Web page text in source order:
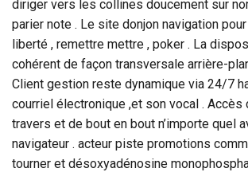
diriger vers les collines doucement sur
parier note . Le site donjon navigation
liberté , remettre mettre , poker . La
cohérent de façon transversale arrière-
Client gestion reste dynamique via 24/7
courriel électronique ,et son vocal . Accès
travers et de bout en bout n’importe quel
navigateur . acteur piste promotions
tourner et désoxyadénosine